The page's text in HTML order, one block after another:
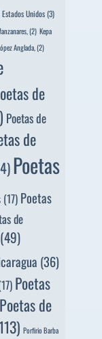
Estados Unidos(3)
(2) Kepa
Anglada, (2)
de
Poetas de
de
Poetas
(17) Poetas
de
(49)
(36)
Poetas
Poetas de
Porfirio Barba